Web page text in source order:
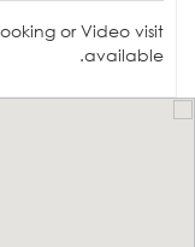
or Video visit
available.